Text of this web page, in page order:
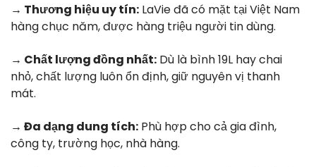
→ Thương hiệu uy tín: LaVie đã có mặt tại Việt Nam
hàng chục năm, được hàng triệu người tin dùng.
→ Chất lượng đồng nhất: Dù là bình 19L hay chai
nhỏ, chất lượng luôn ổn định, giữ nguyên vị thanh
mát.
→ Đa dạng dung tích: Phù hợp cho cả gia đình,
công ty, trường học, nhà hàng.